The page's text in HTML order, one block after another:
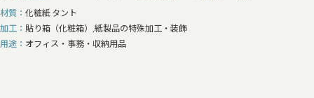
材質
化粧紙 タント
加工
貼り箱（化粧箱）,紙製品の特殊加工・装飾
用途
オフィス・事務・収納用品